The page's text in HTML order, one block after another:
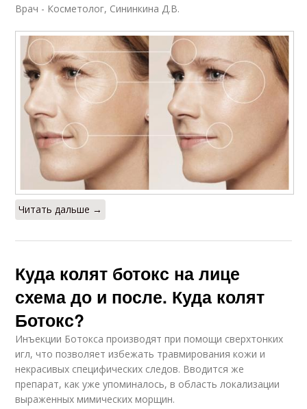
Врач - Косметолог, Сининкина Д.В.
Читать дальше →
Куда колят ботокс на лице
схема до и после. Куда колят
Ботокс?
Инъекции Ботокса производят при помощи сверхтонких
игл, что позволяет избежать травмирования кожи и
некрасивых специфических следов. Вводится же
препарат, как уже упоминалось, в область локализации
выраженных мимических морщин.